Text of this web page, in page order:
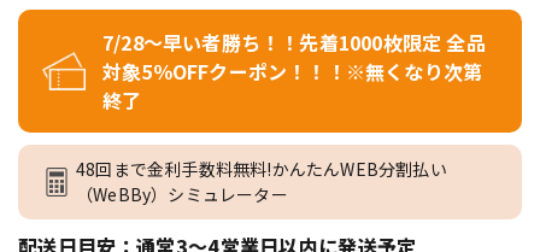
7/28～早い者勝ち！！先着1000枚限定 全品
対象5％OFFクーポン！！！※無くなり次第
終了
48回まで金利手数料無料!かんたんWEB分割払い
（WeBBy）シミュレーター
配送日目安：通常3～4営業日以内に発送予定